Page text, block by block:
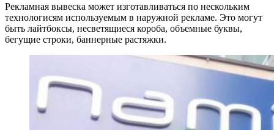
Рекламная вывеска может изготавливаться по нескольким
технологисям используемым в наружной рекламе. Это могут
быть лайтбоксы, несветящиеся короба, объемные буквы,
бегущие строки, баннерные растяжки.